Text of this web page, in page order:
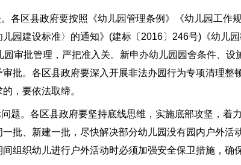
区县政府要按照《幼儿园管理条例》《幼儿园工作
园建设标准〉的通知》(建标〔2016〕246号)《幼儿
审批管理，严把准入关。新申办幼儿园园舍条件、设
批。各区县政府要深入开展非法办园行为专项清理整
，要依法取缔。
。各区县政府要坚持底线思维，实施底部攻坚，着
批、新建一批，尽快解决部分幼儿园没有园内户外活
组织幼儿进行户外活动时必须加强安全保卫措施，确